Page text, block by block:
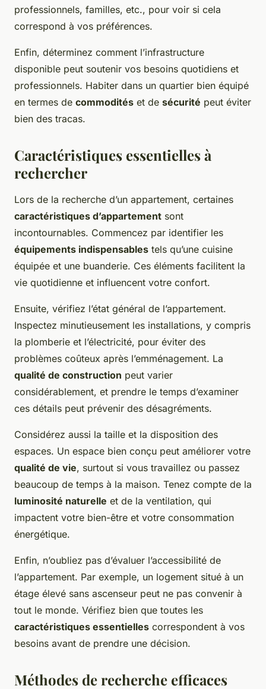
professionnels, familles, etc., pour voir si cela
correspond à vos préférences.
Enfin, déterminez comment l’infrastructure
disponible peut soutenir vos besoins quotidiens et
professionnels. Habiter dans un quartier bien équipé
en termes de commodités et de sécurité peut éviter
bien des tracas.
Caractéristiques essentielles à
rechercher
Lors de la recherche d’un appartement, certaines
caractéristiques d’appartement sont
incontournables. Commencez par identifier les
équipements indispensables tels qu’une cuisine
équipée et une buanderie. Ces éléments facilitent la
vie quotidienne et influencent votre confort.
Ensuite, vérifiez l’état général de l’appartement.
Inspectez minutieusement les installations, y compris
la plomberie et l’électricité, pour éviter des
problèmes coûteux après l’emménagement. La
qualité de construction peut varier
considérablement, et prendre le temps d’examiner
ces détails peut prévenir des désagréments.
Considérez aussi la taille et la disposition des
espaces. Un espace bien conçu peut améliorer votre
qualité de vie, surtout si vous travaillez ou passez
beaucoup de temps à la maison. Tenez compte de la
luminosité naturelle et de la ventilation, qui
impactent votre bien-être et votre consommation
énergétique.
Enfin, n’oubliez pas d’évaluer l’accessibilité de
l’appartement. Par exemple, un logement situé à un
étage élevé sans ascenseur peut ne pas convenir à
tout le monde. Vérifiez bien que toutes les
caractéristiques essentielles correspondent à vos
besoins avant de prendre une décision.
Méthodes de recherche efficaces